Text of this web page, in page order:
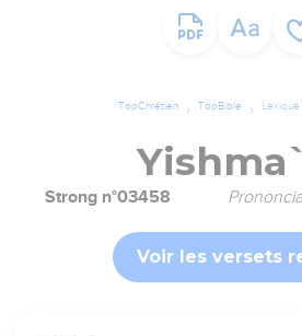
TopChrétien TopBible
Strong n°03458
Voir les versets